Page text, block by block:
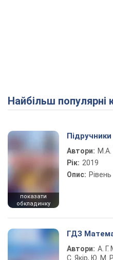
Найбільш популярні
показати
обкладинку
Автори: М.А.
Рік: 2019
Опис:
ГДЗ
Автори: А. Г.
С. Якір, Ю. М.